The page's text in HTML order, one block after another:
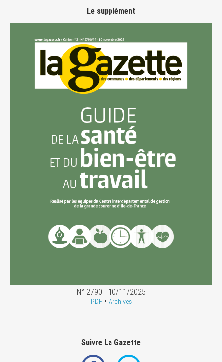
Le supplément
N° 2790 - 10/11/2025
PDF• Archives
Suivre La Gazette